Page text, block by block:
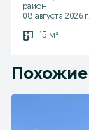
район
08 августа 2026 г.
15 м²
Похожие